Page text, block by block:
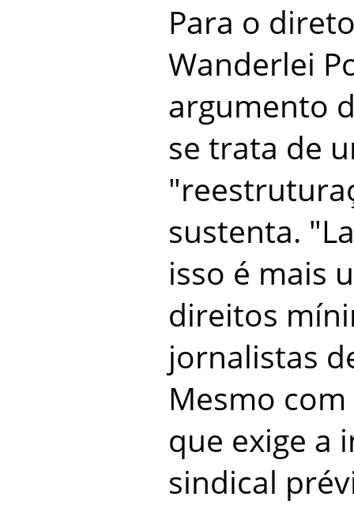
Para o
Wanderlei
argumento
se trata de
sustenta.
isso é mais
direitos
jornalistas
Mesmo com
que exige a
sindical